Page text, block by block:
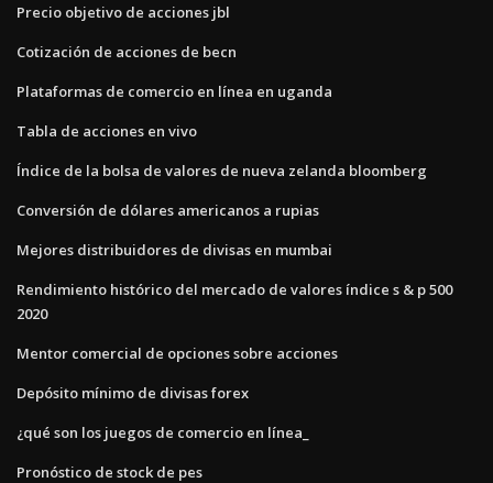
Precio objetivo de acciones jbl
Cotización de acciones de becn
Plataformas de comercio en línea en uganda
Tabla de acciones en vivo
Índice de la bolsa de valores de nueva zelanda bloomberg
Conversión de dólares americanos a rupias
Mejores distribuidores de divisas en mumbai
Rendimiento histórico del mercado de valores índice s & p 500
2020
Mentor comercial de opciones sobre acciones
Depósito mínimo de divisas forex
¿qué son los juegos de comercio en línea_
Pronóstico de stock de pes